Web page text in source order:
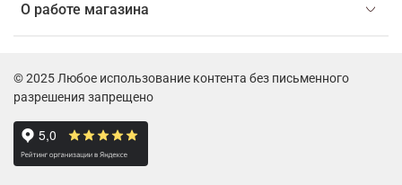
О работе магазина
© 2025 Любое использование контента без письменного
разрешения запрещено